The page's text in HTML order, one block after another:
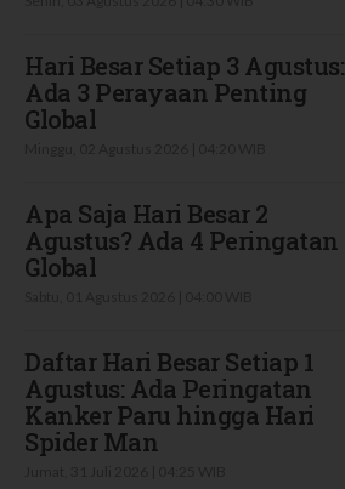
Hari Besar Setiap 3 Agustus:
Ada 3 Perayaan Penting
Global
Apa Saja Hari Besar 2
Agustus? Ada 4 Peringatan
Global
Daftar Hari Besar Setiap 1
Agustus: Ada Peringatan
Kanker Paru hingga Hari
Spider Man